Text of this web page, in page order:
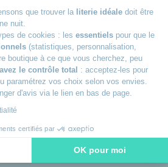
que trouver la literie idéale doit être
nuit.
de cookies : les essentiels pour que le
(statistiques, personnalisation,
boutique à ce que vous cherchez, peu
le contrôle total : acceptez-les pour
paramétrez vos choix selon vos envies.
d'avis via le lien en bas de page.
certifiés par
OK pour moi
personnelles afin de gérer sa base de
personnaliser les offres qui vous sont
vos droits d’accès, de rectification, d’opposition,
définir des directives post-mortem.En savoir
et vos droits.
matelas